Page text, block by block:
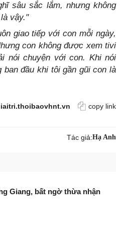
sâu sắc lắm, nhưng không
vậy."
giao tiếp với con mỗi ngày,
con không được xem tivi
nói chuyện với con. Khi nói
đầu khi tôi gần gũi con là
copy link
Tác giả:Hạ Anh
Giang, bất ngờ thừa nhận